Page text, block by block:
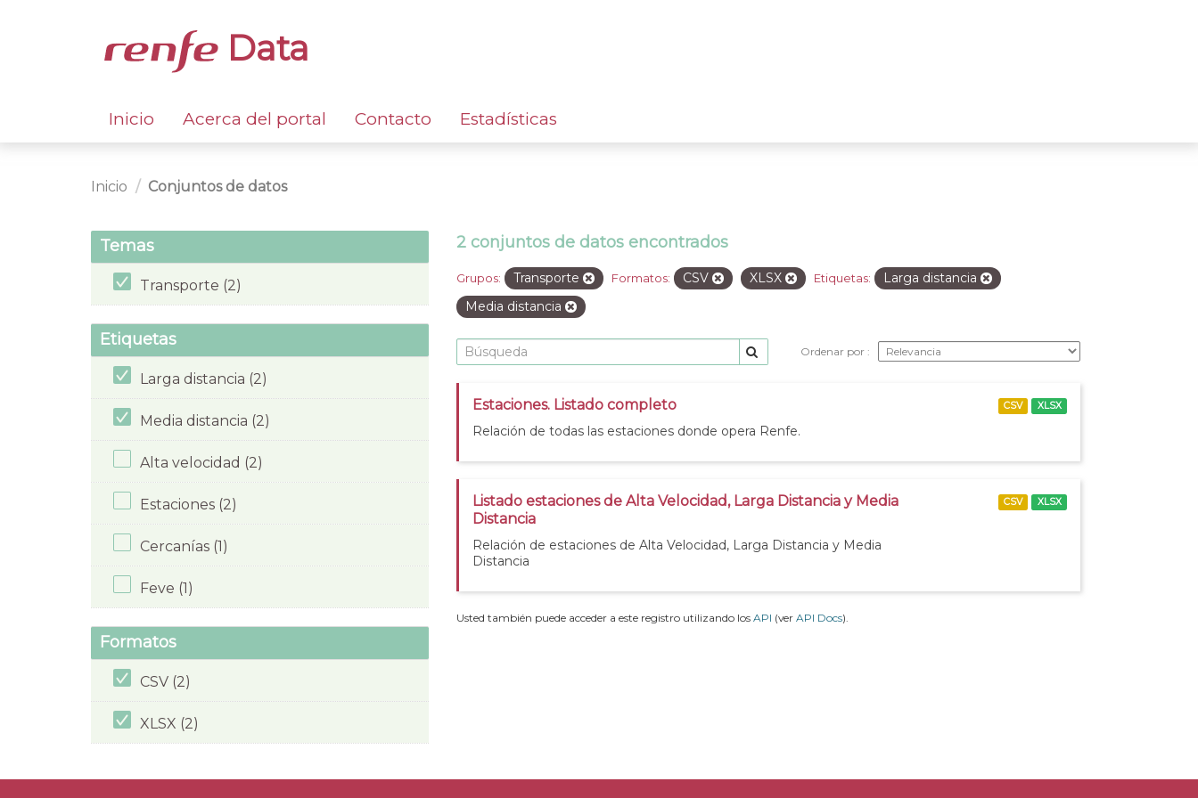
Data
Inicio Acerca del portal Contacto Estadísticas
Inicio Conjuntos de datos
Temas
Transporte (2)
Etiquetas
Larga distancia (2)
Media distancia (2)
Alta velocidad (2)
Estaciones (2)
Cercanías (1)
Feve (1)
Formatos
CSV (2)
XLSX (2)
2 conjuntos de datos encontrados
Grupos: Transporte Formatos: CSV XLSX Etiquetas:
Larga distancia
Media distancia
Ordenar por
Estaciones. Listado completo
Relación de todas las estaciones donde opera Renfe.
CSV XLSX
Listado estaciones de Alta Velocidad, Larga Distancia y Media
Distancia
Relación de estaciones de Alta Velocidad, Larga Distancia y Media
Distancia
CSV XLSX
Usted también puede acceder a este registro utilizando los API (ver API Docs).